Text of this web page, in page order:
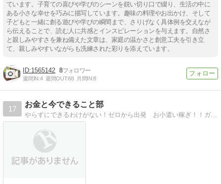
ています。子育ての喜びや学びのシーンを鋭い切り口で綴り、生活の中に
ある小さな幸せを巧みに描写しています。趣味の料理やお出かけ、そして
子どもと一緒に創る遊びや学びの瞬間まで、さりげなく具体例を交えなが
ら伝えることで、読む人に共感とインスピレーションを与えます。自然さ
と親しみやすさを兼ね備えた文章は、家庭の温かさと創意工夫を引き立
て、親しみやすいながらも洗練された彩りを添えています。
1565142 8
週間IN:4 週間OUT:68 月間IN:8
17
お金と今できること部
やらずにできるわけがない！ゼロから出発 お小遣い稼ぎ！！ガラ主婦（ガラパゴス主婦）の挑戦！！